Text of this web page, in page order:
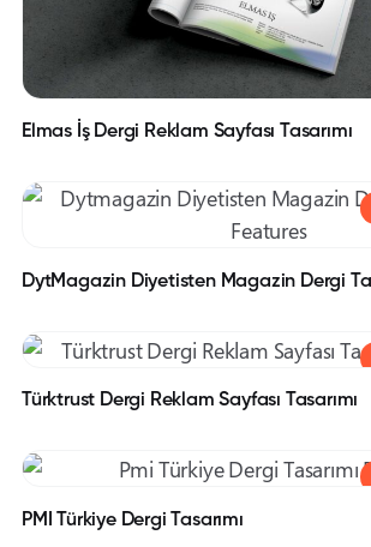
Elmas İş Dergi Reklam Sayfası Tasarımı
DytMagazin Diyetisten Magazin Dergi
Türktrust Dergi Reklam Sayfası Tasarımı
PMI Türkiye Dergi Tasarımı